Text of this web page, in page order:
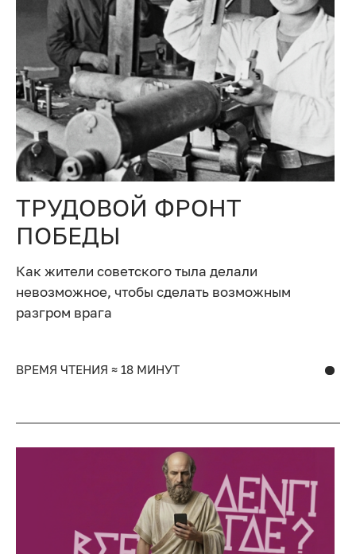
ТРУДОВОЙ ФРОНТ
ПОБЕДЫ
Как жители советского тыла делали
невозможное, чтобы сделать возможным
разгром врага
ВРЕМЯ ЧТЕНИЯ ≈ 18 МИНУТ